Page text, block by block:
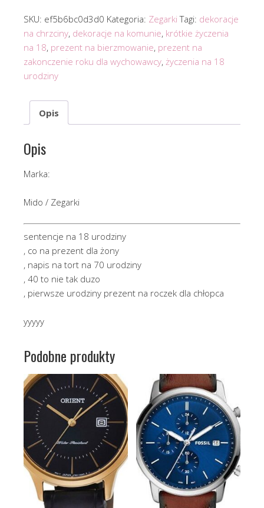
SKU: ef5b6bc0d3d0 Kategoria: Zegarki Tagi: dekoracje
na chrzciny, dekoracje na komunie, krótkie życzenia
na 18, prezent na bierzmowanie, prezent na
zakonczenie roku dla wychowawcy, życzenia na 18
urodziny
Opis
Opis
Marka:
Mido / Zegarki
sentencje na 18 urodziny
, co na prezent dla żony
, napis na tort na 70 urodziny
, 40 to nie tak duzo
, pierwsze urodziny prezent na roczek dla chłopca
yyyyy
Podobne produkty